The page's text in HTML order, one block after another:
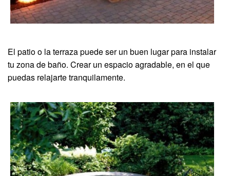
El patio o la terraza puede ser un buen lugar para instalar
tu zona de baño. Crear un espacio agradable, en el que
puedas relajarte tranquilamente.